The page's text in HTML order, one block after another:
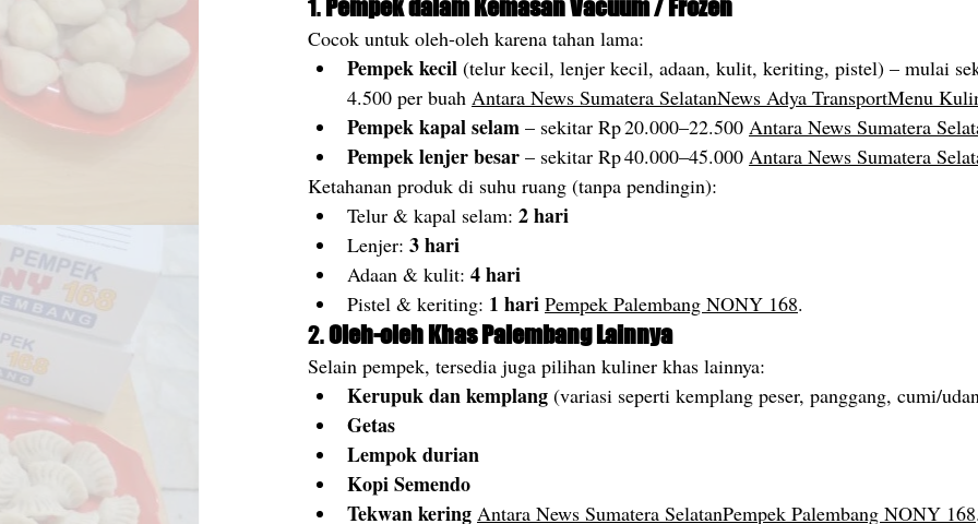
1. Pempek dalam Kemasan Vacuum / Frozen
Cocok untuk oleh-oleh karena tahan lama:
Pempek kecil (telur kecil, lenjer kecil, adaan, kulit, keriting, pistel) – mulai
4.500 per buah Antara News Sumatera SelatanNews Adya TransportMenu
Pempek kapal selam – sekitar Rp 20.000–22.500 Antara News Sumatera
Pempek lenjer besar – sekitar Rp 40.000–45.000 Antara News Sumatera
Ketahanan produk di suhu ruang (tanpa pendingin):
Telur & kapal selam: 2 hari
Lenjer: 3 hari
Adaan & kulit: 4 hari
Pistel & keriting: 1 hari Pempek Palembang NONY 168.
2. Oleh-oleh Khas Palembang Lainnya
Selain pempek, tersedia juga pilihan kuliner khas lainnya:
Kerupuk dan kemplang (variasi seperti kemplang peser, panggang, cumi/
Getas
Lempok durian
Kopi Semendo
Tekwan kering Antara News Sumatera SelatanPempek Palembang NONY 168